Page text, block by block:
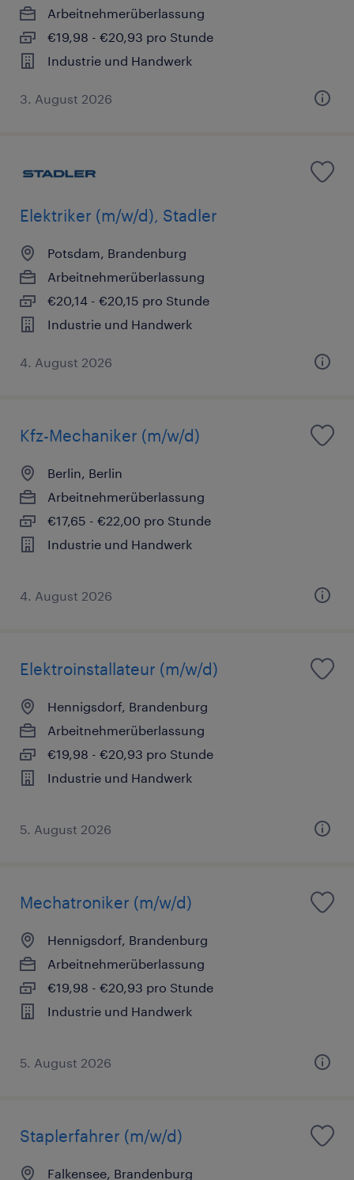
Arbeitnehmerüberlassung
€19,98 - €20,93 pro Stunde
Industrie und Handwerk
3. August 2026
Elektriker (m/w/d), Stadler
Potsdam, Brandenburg
Arbeitnehmerüberlassung
€20,14 - €20,15 pro Stunde
Industrie und Handwerk
4. August 2026
Kfz-Mechaniker (m/w/d)
Berlin, Berlin
Arbeitnehmerüberlassung
€17,65 - €22,00 pro Stunde
Industrie und Handwerk
4. August 2026
Elektroinstallateur (m/w/d)
Hennigsdorf, Brandenburg
Arbeitnehmerüberlassung
€19,98 - €20,93 pro Stunde
Industrie und Handwerk
5. August 2026
Mechatroniker (m/w/d)
Hennigsdorf, Brandenburg
Arbeitnehmerüberlassung
€19,98 - €20,93 pro Stunde
Industrie und Handwerk
5. August 2026
Staplerfahrer (m/w/d)
Falkensee, Brandenburg